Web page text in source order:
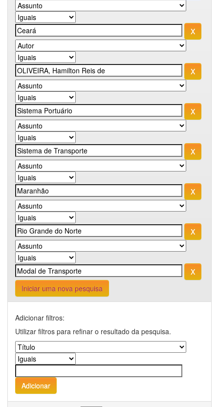
Iniciar uma nova pesquisa
Adicionar filtros:
Utilizar filtros para refinar o resultado da pesquisa.